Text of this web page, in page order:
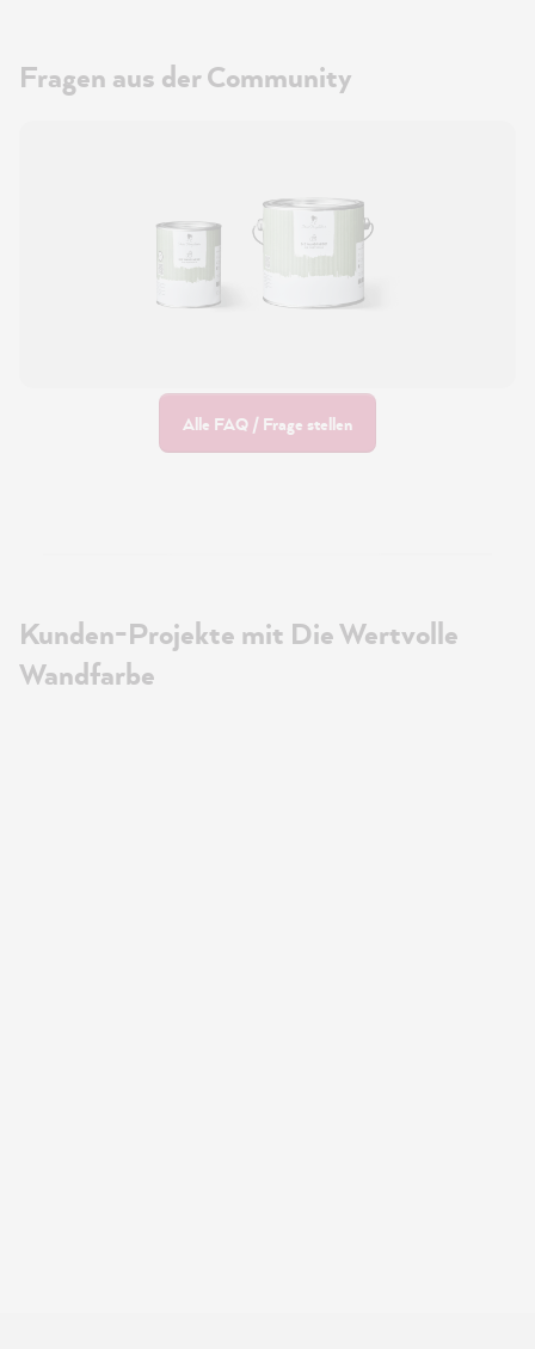
Fragen aus der Community
Alle FAQ / Frage stellen
Kunden-Projekte mit Die Wertvolle
Wandfarbe